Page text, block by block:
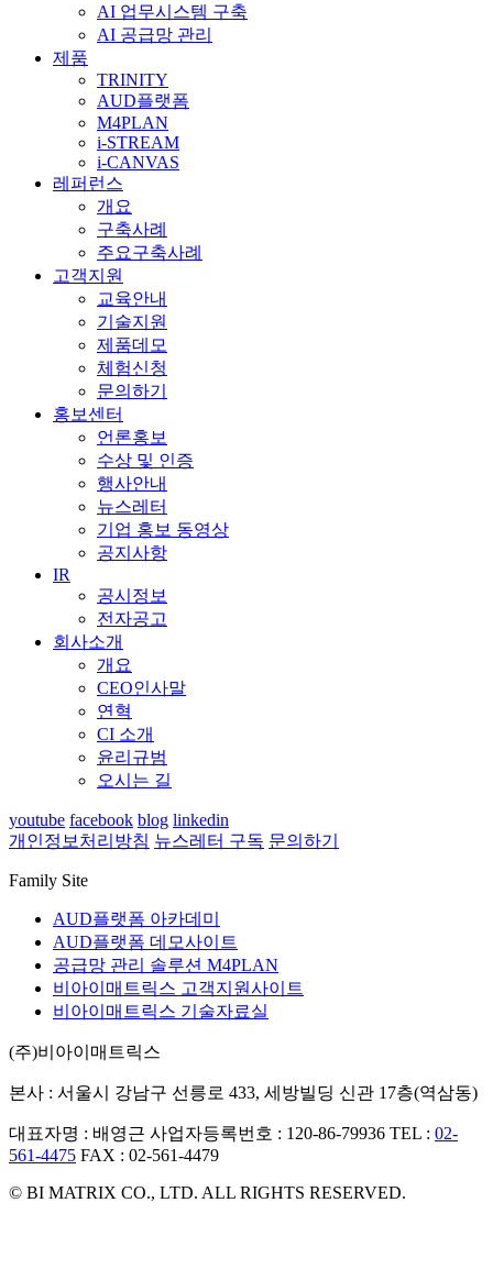
AI 업무시스템 구축
AI 공급망 관리
제품
TRINITY
AUD플랫폼
M4PLAN
i-STREAM
i-CANVAS
레퍼런스
개요
구축사례
주요구축사례
고객지원
교육안내
기술지원
제품데모
체험신청
문의하기
홍보센터
언론홍보
수상 및 인증
행사안내
뉴스레터
기업 홍보 동영상
공지사항
IR
공시정보
전자공고
회사소개
개요
CEO인사말
연혁
CI 소개
윤리규범
오시는 길
youtube facebook blog linkedin
개인정보처리방침 뉴스레터 구독 문의하기
Family Site
AUD플랫폼 아카데미
AUD플랫폼 데모사이트
공급망 관리 솔루션 M4PLAN
비아이매트릭스 고객지원사이트
비아이매트릭스 기술자료실
(주)비아이매트릭스
본사 : 서울시 강남구 선릉로 433, 세방빌딩 신관 17층(역삼동)
대표자명 : 배영근 사업자등록번호 : 120-86-79936 TEL : 02-
561-4475 FAX : 02-561-4479
© BI MATRIX CO., LTD. ALL RIGHTS RESERVED.